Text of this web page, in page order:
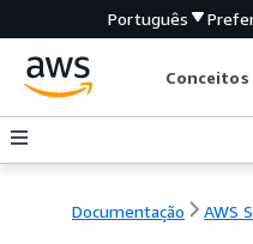
Português
Conceitos
Documentação AWS